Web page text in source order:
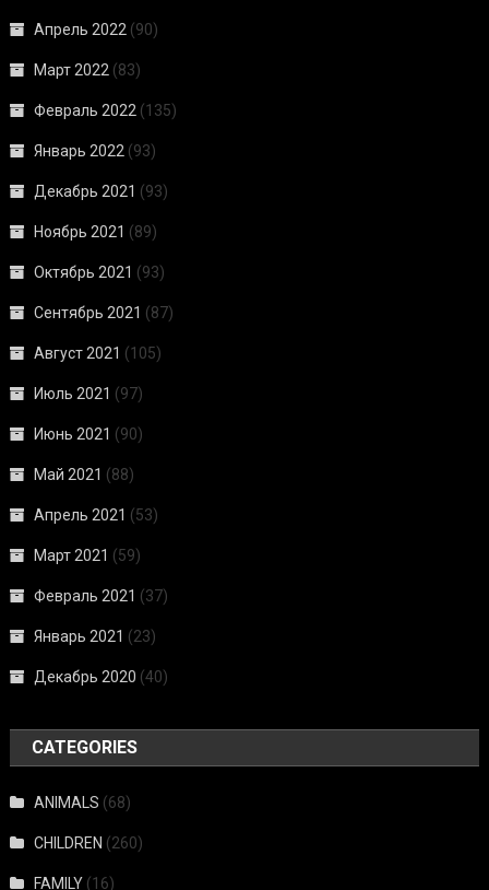
Апрель 2022 (90)
Март 2022 (83)
Февраль 2022 (135)
Январь 2022 (93)
Декабрь 2021 (93)
Ноябрь 2021 (89)
Октябрь 2021 (93)
Сентябрь 2021 (87)
Август 2021 (105)
Июль 2021 (97)
Июнь 2021 (90)
Май 2021 (88)
Апрель 2021 (53)
Март 2021 (59)
Февраль 2021 (37)
Январь 2021 (23)
Декабрь 2020 (40)
CATEGORIES
ANIMALS (68)
CHILDREN (260)
FAMILY (16)